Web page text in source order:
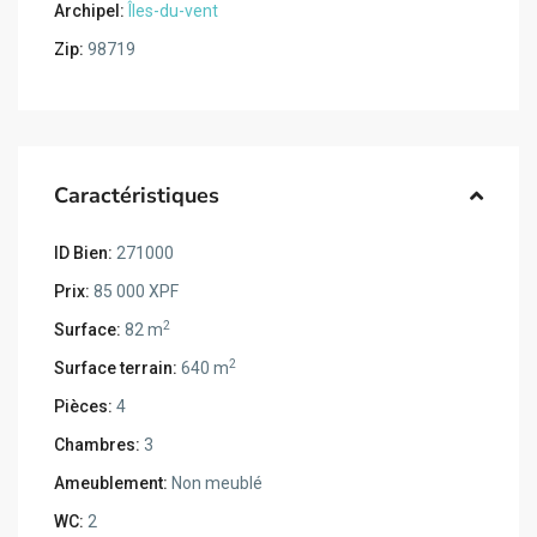
Archipel:
Îles-du-vent
Zip: 98719
Caractéristiques
ID Bien: 271000
Prix: 85 000 XPF
Surface: 82 m2
Surface terrain: 640 m2
Pièces: 4
Chambres: 3
Ameublement: Non meublé
WC: 2